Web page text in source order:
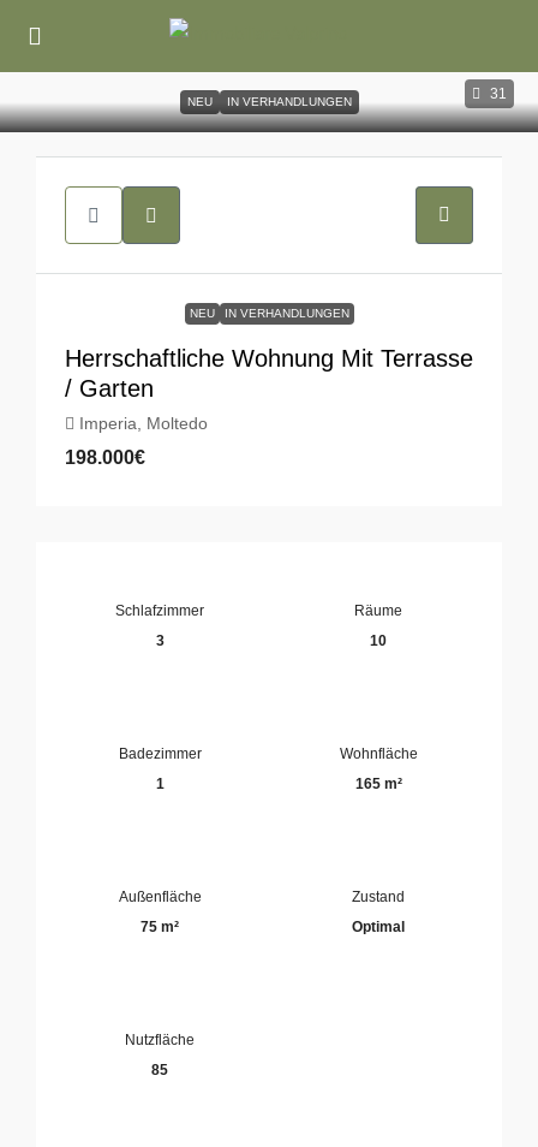
31
NEU IN VERHANDLUNGEN
NEU IN VERHANDLUNGEN
Herrschaftliche Wohnung Mit Terrasse
/ Garten
Imperia, Moltedo
198.000€
Schlafzimmer
3
Räume
10
Badezimmer
1
Wohnfläche
165 m²
Außenfläche
75 m²
Zustand
Optimal
Nutzfläche
85